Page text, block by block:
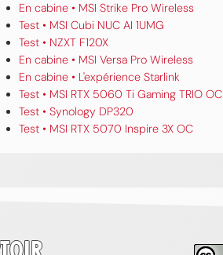
En cabine • MSI Strike Pro Wireless
Test • MSI Cubi NUC AI 1UMG
Test • NZXT F120X
En cabine • MSI Versa Pro Wireless
En cabine • L'expérience Starlink
Test • MSI RTX 5060 Ti Gaming TRIO OC
Test • Synology DP320
Test • MSI RTX 5070 Inspire 3X OC